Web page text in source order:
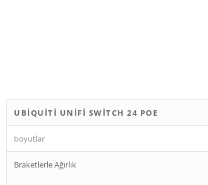
UBIQUITI UNIFI SWITCH 24 POE
boyutlar
Braketlerle Ağırlık